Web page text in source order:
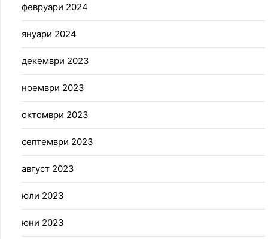
февруари 2024
януари 2024
декември 2023
ноември 2023
октомври 2023
септември 2023
август 2023
юли 2023
юни 2023